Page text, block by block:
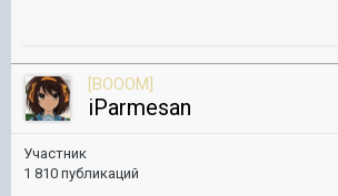
[BOOOM]
iParmesan
Участник
1 810 публикаций